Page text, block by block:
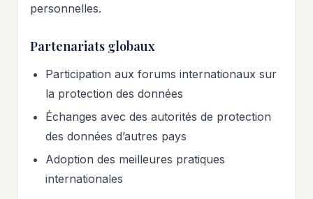
personnelles.
Partenariats globaux
Participation aux forums internationaux sur
la protection des données
Échanges avec des autorités de protection
des données d’autres pays
Adoption des meilleures pratiques
internationales